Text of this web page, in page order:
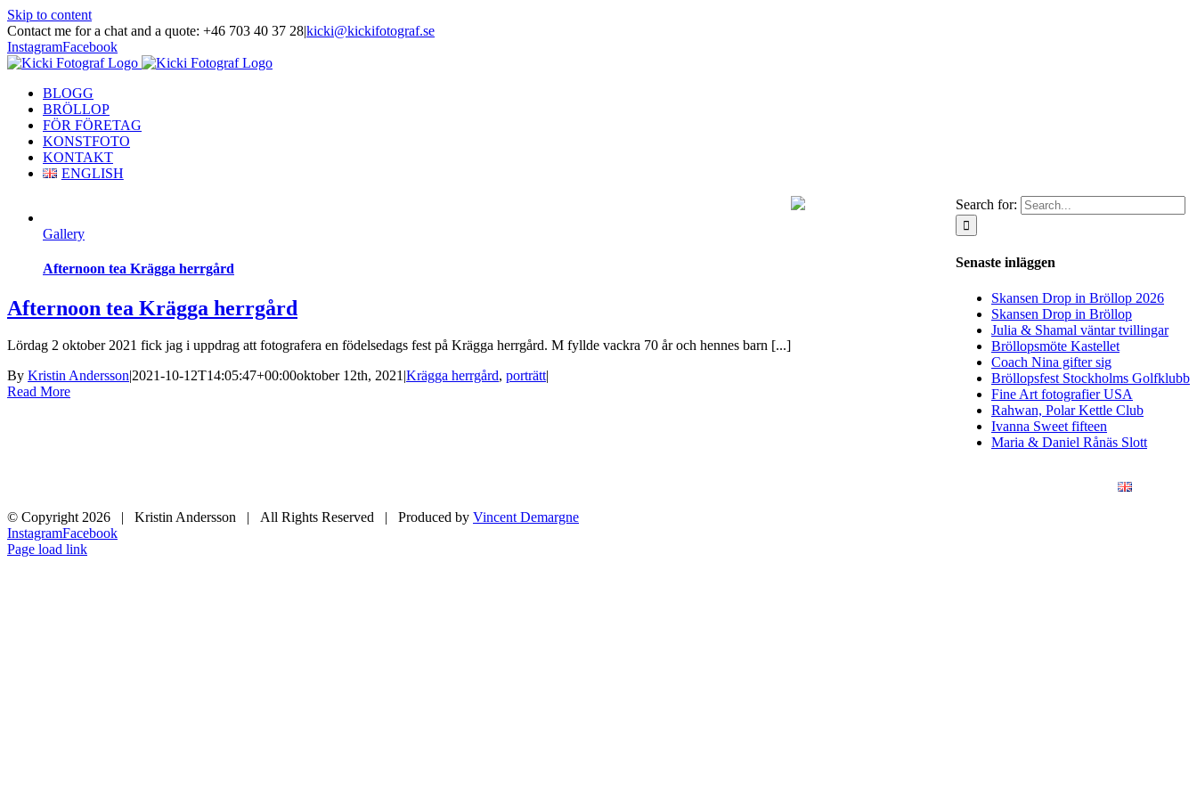
Skip to content
Contact me for a chat and a quote: +46 703 40 37 28|kicki@kickifotograf.se
InstagramFacebook
BLOGG
BRÖLLOP
FÖR FÖRETAG
KONSTFOTO
KONTAKT
ENGLISH
Gallery
Afternoon tea Krägga herrgård
Afternoon tea Krägga herrgård
Lördag 2 oktober 2021 fick jag i uppdrag att fotografera en födelsedags fest på Krägga herrgård. M fyllde vackra 70 år och hennes barn [...]
By Kristin Andersson|2021-10-12T14:05:47+00:00oktober 12th, 2021|Krägga herrgård, porträtt|
Read More
Search for:
Senaste inläggen
Skansen Drop in Bröllop 2026
Skansen Drop in Bröllop
Julia & Shamal väntar tvillingar
Bröllopsmöte Kastellet
Coach Nina gifter sig
Bröllopsfest Stockholms Golfklubb
Fine Art fotografier USA
Rahwan, Polar Kettle Club
Ivanna Sweet fifteen
Maria & Daniel Rånäs Slott
© Copyright 2026 | Kristin Andersson | All Rights Reserved | Produced by Vincent Demargne
InstagramFacebook
Page load link